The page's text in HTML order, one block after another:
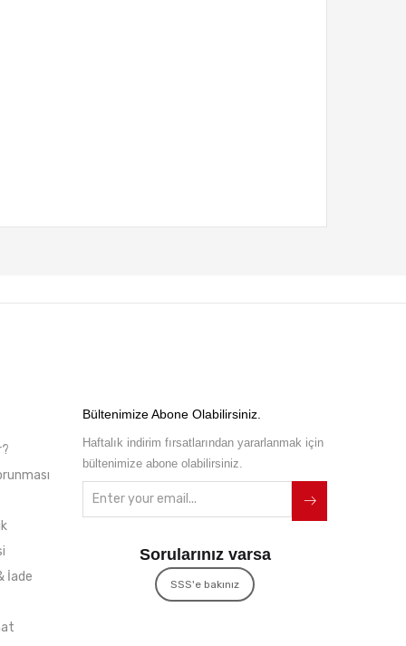
İade
Bültenimize Abone Olabilirsiniz.
Haftalık indirim fırsatlarından yararlanmak için
bültenimize abone olabilirsiniz.
Sorularınız varsa
SSS'e bakınız